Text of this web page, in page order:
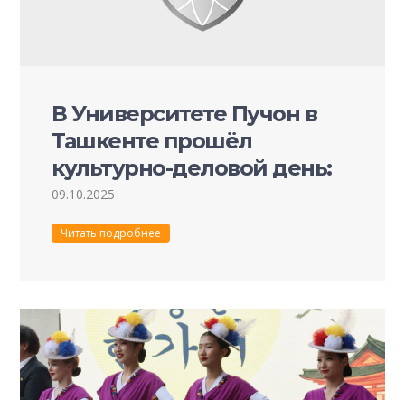
В Университете Пучон в
Ташкенте прошёл
культурно-деловой день:
подписание меморандума,
мастер-классы и
погружение в корейские
09.10.2025
Читать подробнее